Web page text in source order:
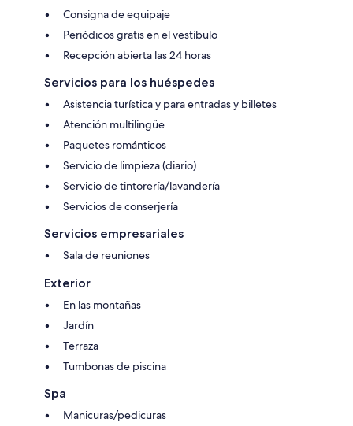
Consigna de equipaje
Periódicos gratis en el vestíbulo
Recepción abierta las 24 horas
Servicios para los huéspedes
Asistencia turística y para entradas y billetes
Atención multilingüe
Paquetes románticos
Servicio de limpieza (diario)
Servicio de tintorería/lavandería
Servicios de conserjería
Servicios empresariales
Sala de reuniones
Exterior
En las montañas
Jardín
Terraza
Tumbonas de piscina
Spa
Manicuras/pedicuras